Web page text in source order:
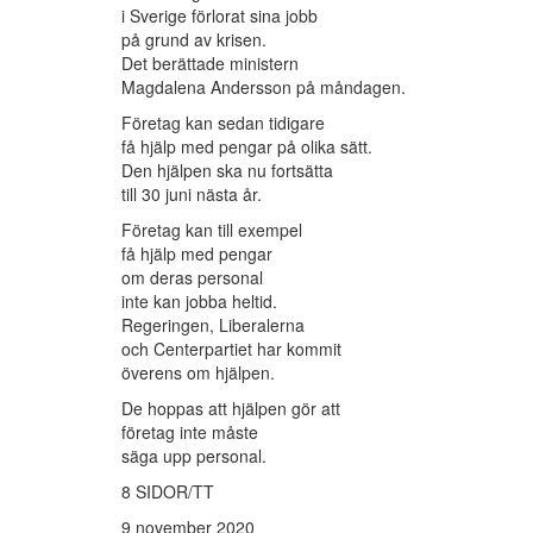
i Sverige förlorat sina jobb
på grund av krisen.
Det berättade ministern
Magdalena Andersson på måndagen.
Företag kan sedan tidigare
få hjälp med pengar på olika sätt.
Den hjälpen ska nu fortsätta
till 30 juni nästa år.
Företag kan till exempel
få hjälp med pengar
om deras personal
inte kan jobba heltid.
Regeringen, Liberalerna
och Centerpartiet har kommit
överens om hjälpen.
De hoppas att hjälpen gör att
företag inte måste
säga upp personal.
8 SIDOR/TT
9 november 2020